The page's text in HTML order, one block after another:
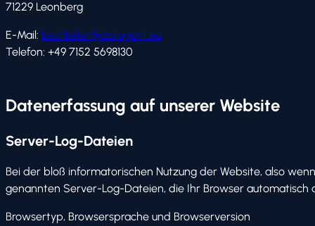
71229 Leonberg
E-Mail: bschleifer@datagent.eu
Telefon: +49 7152 5698130
Datenerfassung auf unserer Website
Server-Log-Dateien
Bei der bloß informatorischen Nutzung der Website, also
genannten Server-Log-Dateien, die Ihr Browser automatisch
Browsertyp, Browsersprache und Browserversion